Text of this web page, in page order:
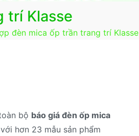
trí Klasse
đèn mica ốp trần trang trí Klasse
bộ báo giá đèn ốp mica
hơn 23 mẫu sản phẩm